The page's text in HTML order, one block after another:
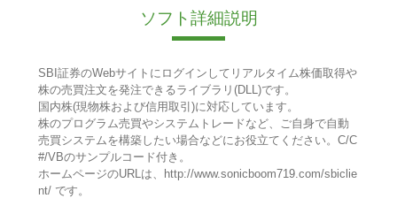
ソフト詳細説明
SBI証券のWebサイトにログインしてリアルタイム株価取得や
株の売買注文を発注できるライブラリ(DLL)です。
国内株(現物株および信用取引)に対応しています。
株のプログラム売買やシステムトレードなど、ご自身で自動
売買システムを構築したい場合などにお役立てください。C/C
#/VBのサンプルコード付き。
ホームページのURLは、http://www.sonicboom719.com/sbiclie
nt/ です。